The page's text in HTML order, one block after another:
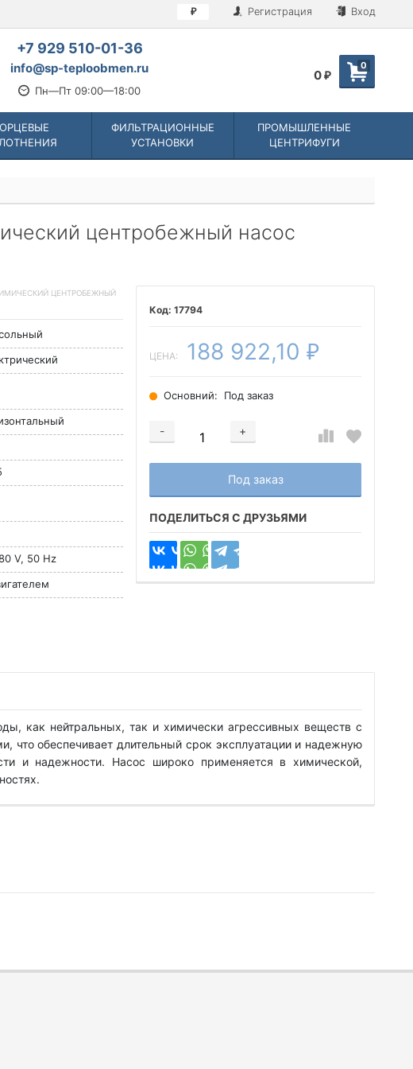
₽ Регистрация Вход
+7 929 510-01-36
info@sp-teploobmen.ru
Пн—Пт 09:00—18:00
0
0 ₽
ФИЛЬТРАЦИОННЫЕ
УСТАНОВКИ
ПРОМЫШЛЕННЫЕ
ЦЕНТРИФУГИ
центробежный насос
17794
ЦЕНА: 188 922,10 ₽
Основний: Под заказ
-
+
Добавляется...
Под заказ
Добавлен
ПОДЕЛИТЬСЯ С ДРУЗЬЯМИ
ЦЕНТРОБЕЖНЫЙ
V, 50 Hz
как нейтральных, так и химически агрессивных веществ с
обеспечивает длительный срок эксплуатации и надежную
и надежности. Насос широко применяется в химической,